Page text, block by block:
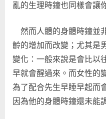
亂的生理時鐘也同樣會讓
然而人體的身體時鐘並
齡的增加而改變；尤其是
變化：一般來說是會比以
早就會醒過來。而女性的
為了配合先生早睡早起而
因為他的身體時鐘還未能